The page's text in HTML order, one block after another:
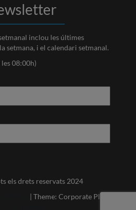
inclou les últimes
setmana, i el calendari setmanal.
les 08:00h)
els drets reservats 2024
| Theme: Corporate Plus by